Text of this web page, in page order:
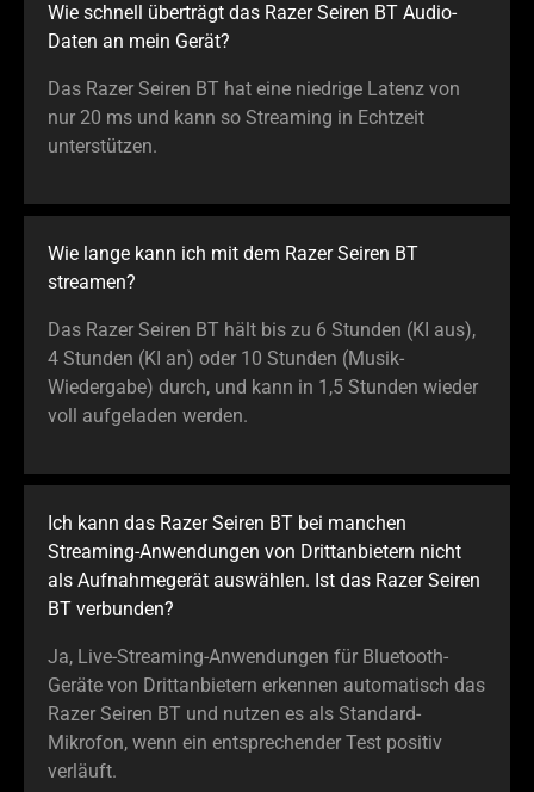
Wie schnell überträgt das Razer Seiren BT Audio-
Daten an mein Gerät?
Das Razer Seiren BT hat eine niedrige Latenz von
nur 20 ms und kann so Streaming in Echtzeit
unterstützen.
Wie lange kann ich mit dem Razer Seiren BT
streamen?
Das Razer Seiren BT hält bis zu 6 Stunden (KI aus),
4 Stunden (KI an) oder 10 Stunden (Musik-
Wiedergabe) durch, und kann in 1,5 Stunden wieder
voll aufgeladen werden.
Ich kann das Razer Seiren BT bei manchen
Streaming-Anwendungen von Drittanbietern nicht
als Aufnahmegerät auswählen. Ist das Razer Seiren
BT verbunden?
Ja, Live-Streaming-Anwendungen für Bluetooth-
Geräte von Drittanbietern erkennen automatisch das
Razer Seiren BT und nutzen es als Standard-
Mikrofon, wenn ein entsprechender Test positiv
verläuft.